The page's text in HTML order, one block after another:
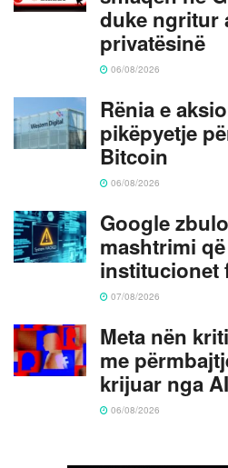
duke ngritur
privatësinë
06/08/2026
Rënia e
pikëpyetje
Bitcoin
06/08/2026
Google
mashtrimi
institucionet
07/08/2026
Meta nën
me
krijuar nga AI
06/08/2026